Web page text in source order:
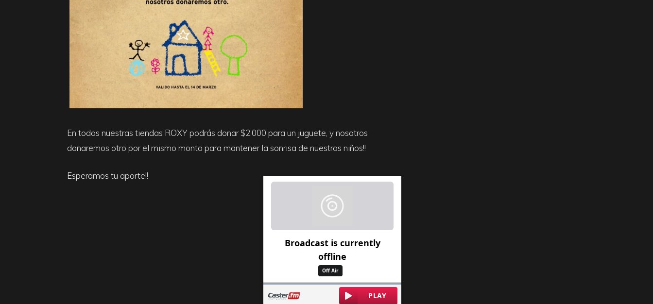
En todas nuestras tiendas ROXY podrás donar $2.000 para un juguete, y nosotros
donaremos otro por el mismo monto para mantener la sonrisa de nuestros niños!!
Esperamos tu aporte!!